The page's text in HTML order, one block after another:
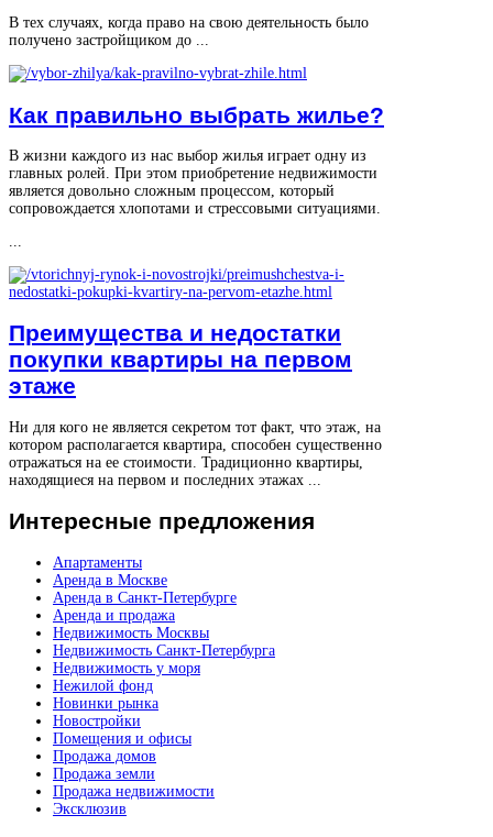
В тех случаях, когда право на свою деятельность было
получено застройщиком до ...
Как правильно выбрать жилье?
В жизни каждого из нас выбор жилья играет одну из
главных ролей. При этом приобретение недвижимости
является довольно сложным процессом, который
сопровождается хлопотами и стрессовыми ситуациями.
...
Преимущества и недостатки
покупки квартиры на первом
этаже
Ни для кого не является секретом тот факт, что этаж, на
котором располагается квартира, способен существенно
отражаться на ее стоимости. Традиционно квартиры,
находящиеся на первом и последних этажах ...
Интересные предложения
Апартаменты
Аренда в Москве
Аренда в Санкт-Петербурге
Аренда и продажа
Недвижимость Москвы
Недвижимость Санкт-Петербурга
Недвижимость у моря
Нежилой фонд
Новинки рынка
Новостройки
Помещения и офисы
Продажа домов
Продажа земли
Продажа недвижимости
Эксклюзив